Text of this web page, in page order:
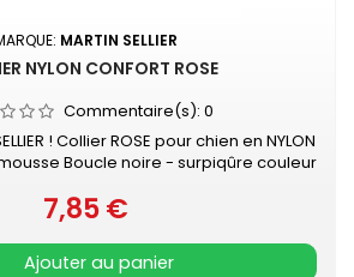
MARTIN SELLIER
NYLON CONFORT ROSE
Commentaire(s): 0
! Collier ROSE pour chien en NYLON
Boucle noire - surpiqûre couleur
résistant Boucle laquée noire Couleur
tout type de pelage. Existe aussi en
noir, mauve, gris, rouge et beige
Prix
7,85 €
Ajouter au panier